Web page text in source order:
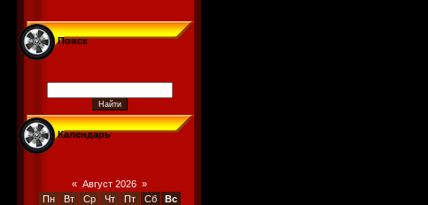
Поиск
Календарь
« Август 2026 »
Пн
Вт Ср Чт Пт Сб
Вс